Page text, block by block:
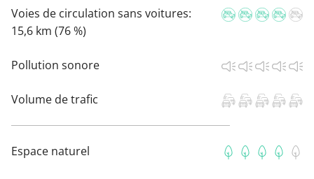
Voies de circulation sans voitures:
15,6 km (76 %)
Pollution sonore
Volume de trafic
Espace naturel